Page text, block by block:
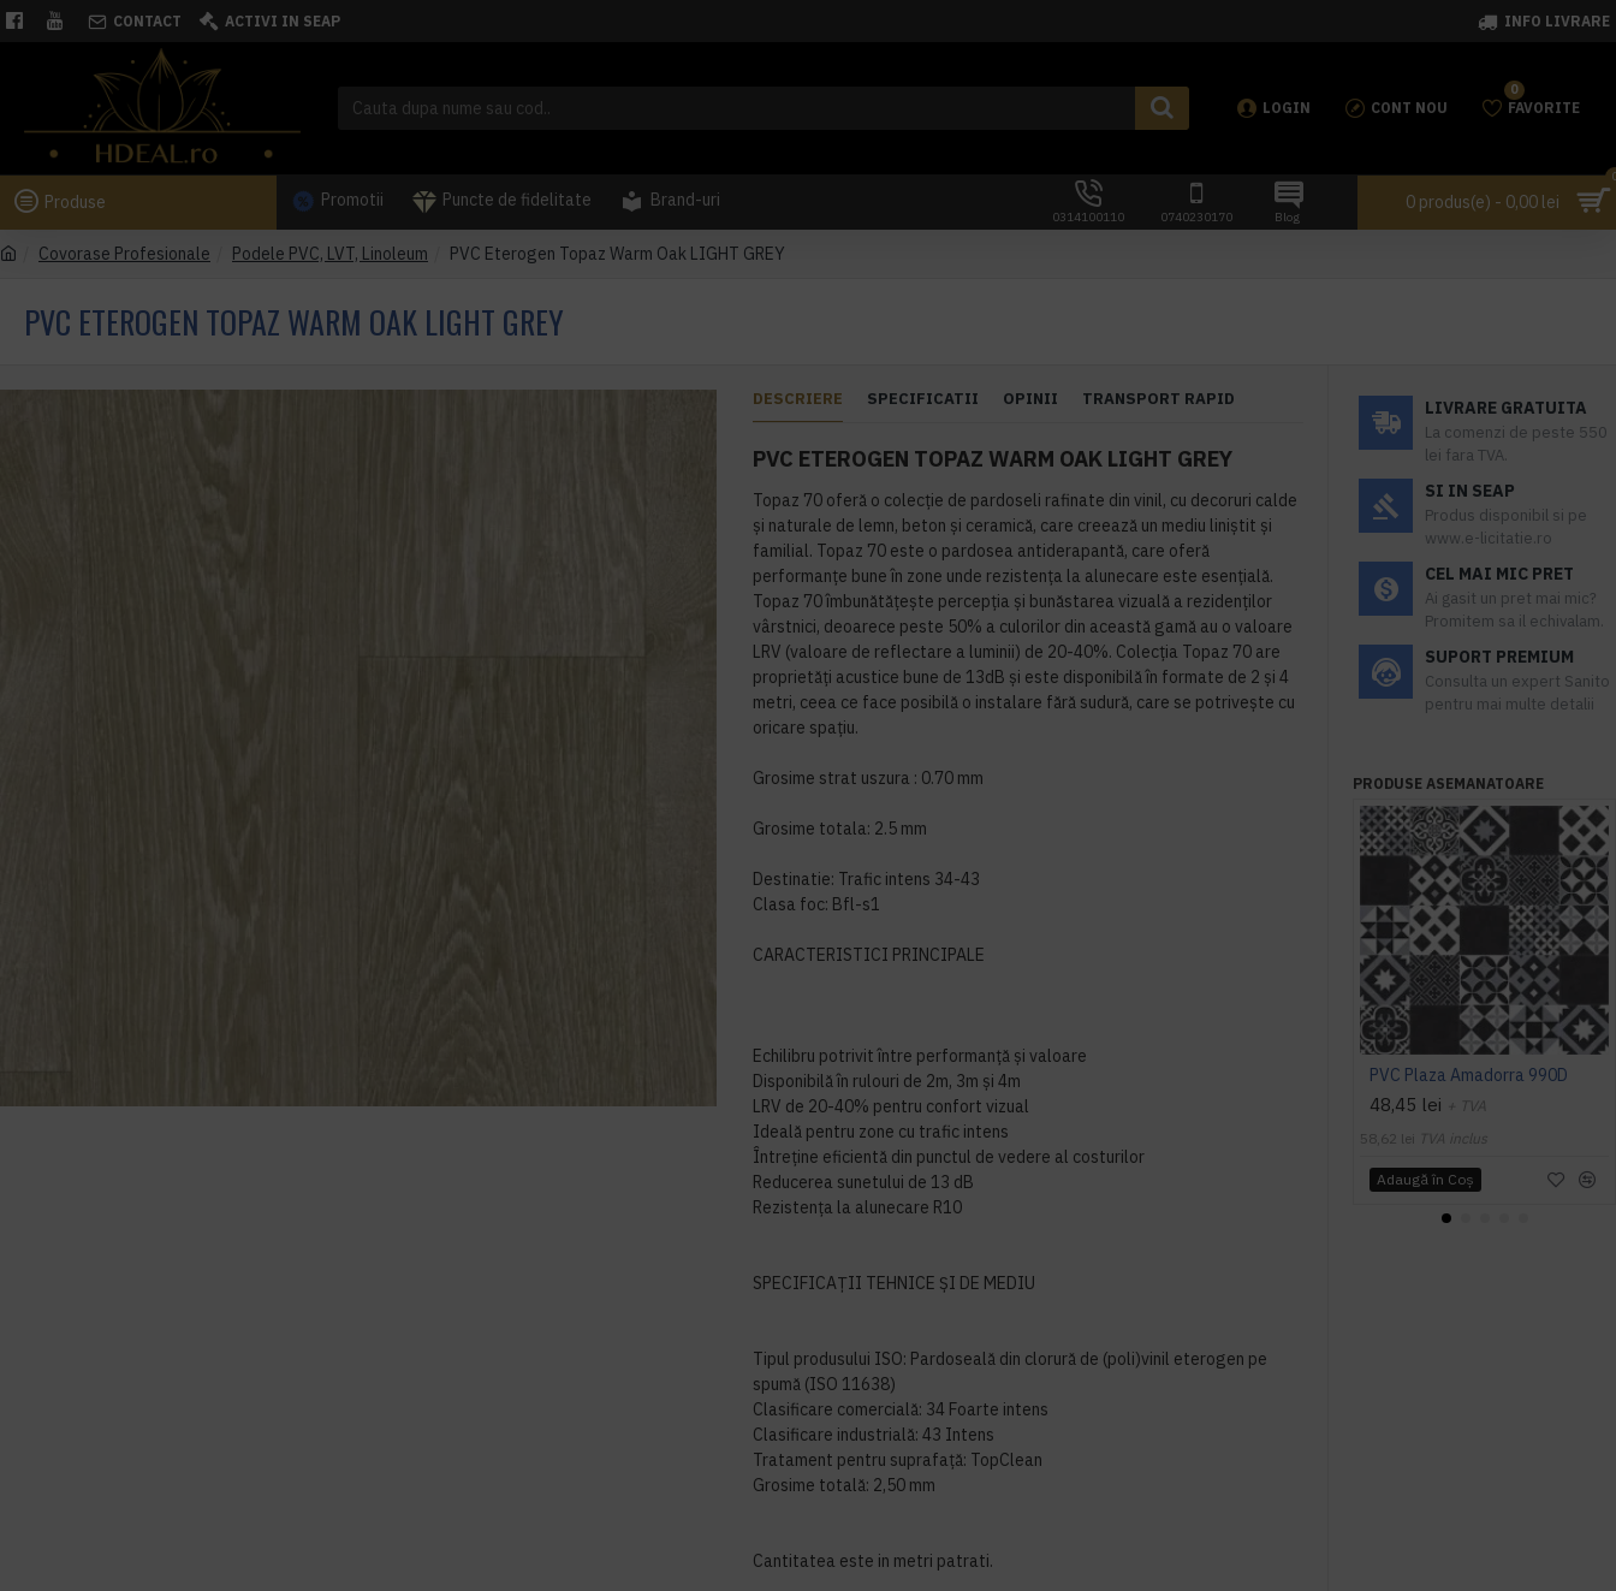
CONTACT ACTIVI IN SEAP INFO LIVRARE
LOGIN CONT NOU FAVORITE
0
Produse Promotii Puncte de fidelitate Brand-uri
0314100110 0740230170 Blog
0 produs(e) - 0,00 lei
Covorase Profesionale Podele PVC, LVT, Linoleum PVC Eterogen Topaz Warm Oak LIGHT GREY
PVC ETEROGEN TOPAZ WARM OAK LIGHT GREY
DESCRIERE SPECIFICATII OPINII TRANSPORT RAPID
PVC ETEROGEN TOPAZ WARM OAK LIGHT GREY
Topaz 70 oferă o colecție de pardoseli rafinate din vinil, cu decoruri calde
și naturale de lemn, beton și ceramică, care creează un mediu liniștit și
familial. Topaz 70 este o pardosea antiderapantă, care oferă
performanțe bune în zone unde rezistența la alunecare este esențială.
Topaz 70 îmbunătățește percepția și bunăstarea vizuală a rezidenților
vârstnici, deoarece peste 50% a culorilor din această gamă au o valoare
LRV (valoare de reflectare a luminii) de 20-40%. Colecția Topaz 70 are
proprietăți acustice bune de 13dB și este disponibilă în formate de 2 și 4
metri, ceea ce face posibilă o instalare fără sudură, care se potrivește cu
oricare spațiu.
Grosime strat uszura : 0.70 mm
Grosime totala: 2.5 mm
Destinatie: Trafic intens 34-43
Clasa foc: Bfl-s1
CARACTERISTICI PRINCIPALE
Echilibru potrivit între performanță și valoare
Disponibilă în rulouri de 2m, 3m și 4m
LRV de 20-40% pentru confort vizual
Ideală pentru zone cu trafic intens
Întreține eficientă din punctul de vedere al costurilor
Reducerea sunetului de 13 dB
Rezistența la alunecare R10
SPECIFICAȚII TEHNICE ȘI DE MEDIU
Tipul produsului ISO: Pardoseală din clorură de (poli)vinil eterogen pe
spumă (ISO 11638)
Clasificare comercială: 34 Foarte intens
Clasificare industrială: 43 Intens
Tratament pentru suprafață: TopClean
Grosime totală: 2,50 mm
Cantitatea este in metri patrati.
LIVRARE GRATUITA
La comenzi de peste 550
lei fara TVA.
SI IN SEAP
Produs disponibil si pe
www.e-licitatie.ro
CEL MAI MIC PRET
Ai gasit un pret mai mic?
Promitem sa il echivalam.
SUPORT PREMIUM
Consulta un expert Sanito
pentru mai multe detalii
PRODUSE ASEMANATOARE
PVC Plaza Amadorra 990D
48,45 lei + TVA
58,62 lei TVA inclus
Adaugă în Coş